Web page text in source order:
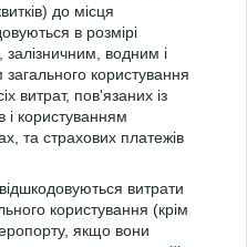
до місця
в розмірі
залізничним, водним і
користування
витрат, пов'язаних із
і користуванням
та страхових платежів
витрати
користування (крім
якщо вони